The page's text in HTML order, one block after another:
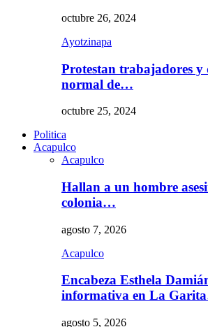
octubre 26, 2024
Ayotzinapa
Protestan trabajadores y
normal de…
octubre 25, 2024
Politica
Acapulco
Acapulco
Hallan a un hombre
colonia…
agosto 7, 2026
Acapulco
Encabeza Esthela
informativa en La
agosto 5, 2026